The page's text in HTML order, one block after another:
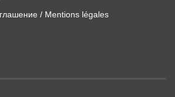
/ Mentions légales